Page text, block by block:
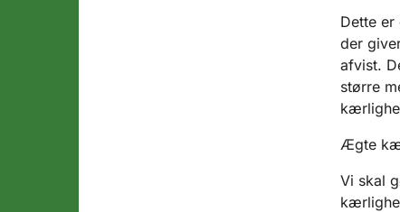
Dette
der
afvist.
større
Ægte
Vi skal